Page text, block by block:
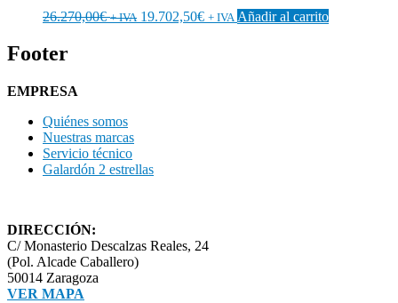
26.270,00€ + IVA 19.702,50€ + IVA Añadir al carrito
Footer
EMPRESA
Quiénes somos
Nuestras marcas
Servicio técnico
Galardón 2 estrellas
DIRECCIÓN:
C/ Monasterio Descalzas Reales, 24
(Pol. Alcade Caballero)
50014 Zaragoza
VER MAPA